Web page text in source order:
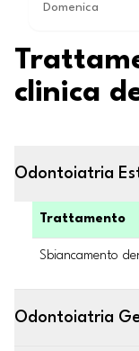
Domenica
clinica
Odontoiatria
Trattamento
Sbiancamento
Odontoiatria